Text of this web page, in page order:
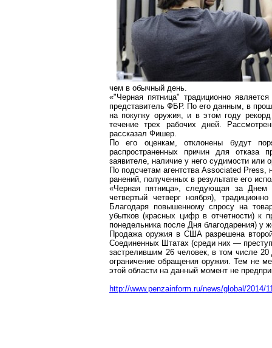
чем в обычный день.
«"Черная пятница" традиционно
представитель ФБР. По его данным, в
на покупку оружия, и в этом году
течение трех рабочих дней.
рассказал Фишер.
По его оценкам, отклонены будут
распространенных причин для отказа
заявителе, наличие у него судимости или
По подсчетам агентства Associated
ранений, полученных в результате его
«Черная пятница», следующая за Днем
четвертый четверг ноября),
Благодаря повышенному спросу на
убытков (красных цифр в отчетности) к
понедельника после Дня благодарения) у
Продажа оружия в США разрешена
Соединенных Штатах (среди них —
застрелившим 26 человек, в том числе
ограничение обращения оружия. Тем не
этой области на данный момент не
http://www.penzainform.ru/news/global/